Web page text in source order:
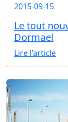
2015-09-15
Le tout
Dormael
Lire l'article